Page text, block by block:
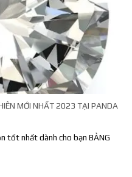
MỚI NHẤT 2023 TẠI PANDA
tốt nhất dành cho bạn BẢNG